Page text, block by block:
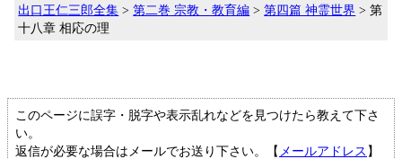
出口王仁三郎全集 >第二巻 宗教・教育編 >第四篇 神霊世界 > 第
十八章 相応の理
このページに誤字・脱字や表示乱れなどを見つけたら教えて下さ
い。
返信が必要な場合はメールでお送り下さい。【 メールアドレス 】